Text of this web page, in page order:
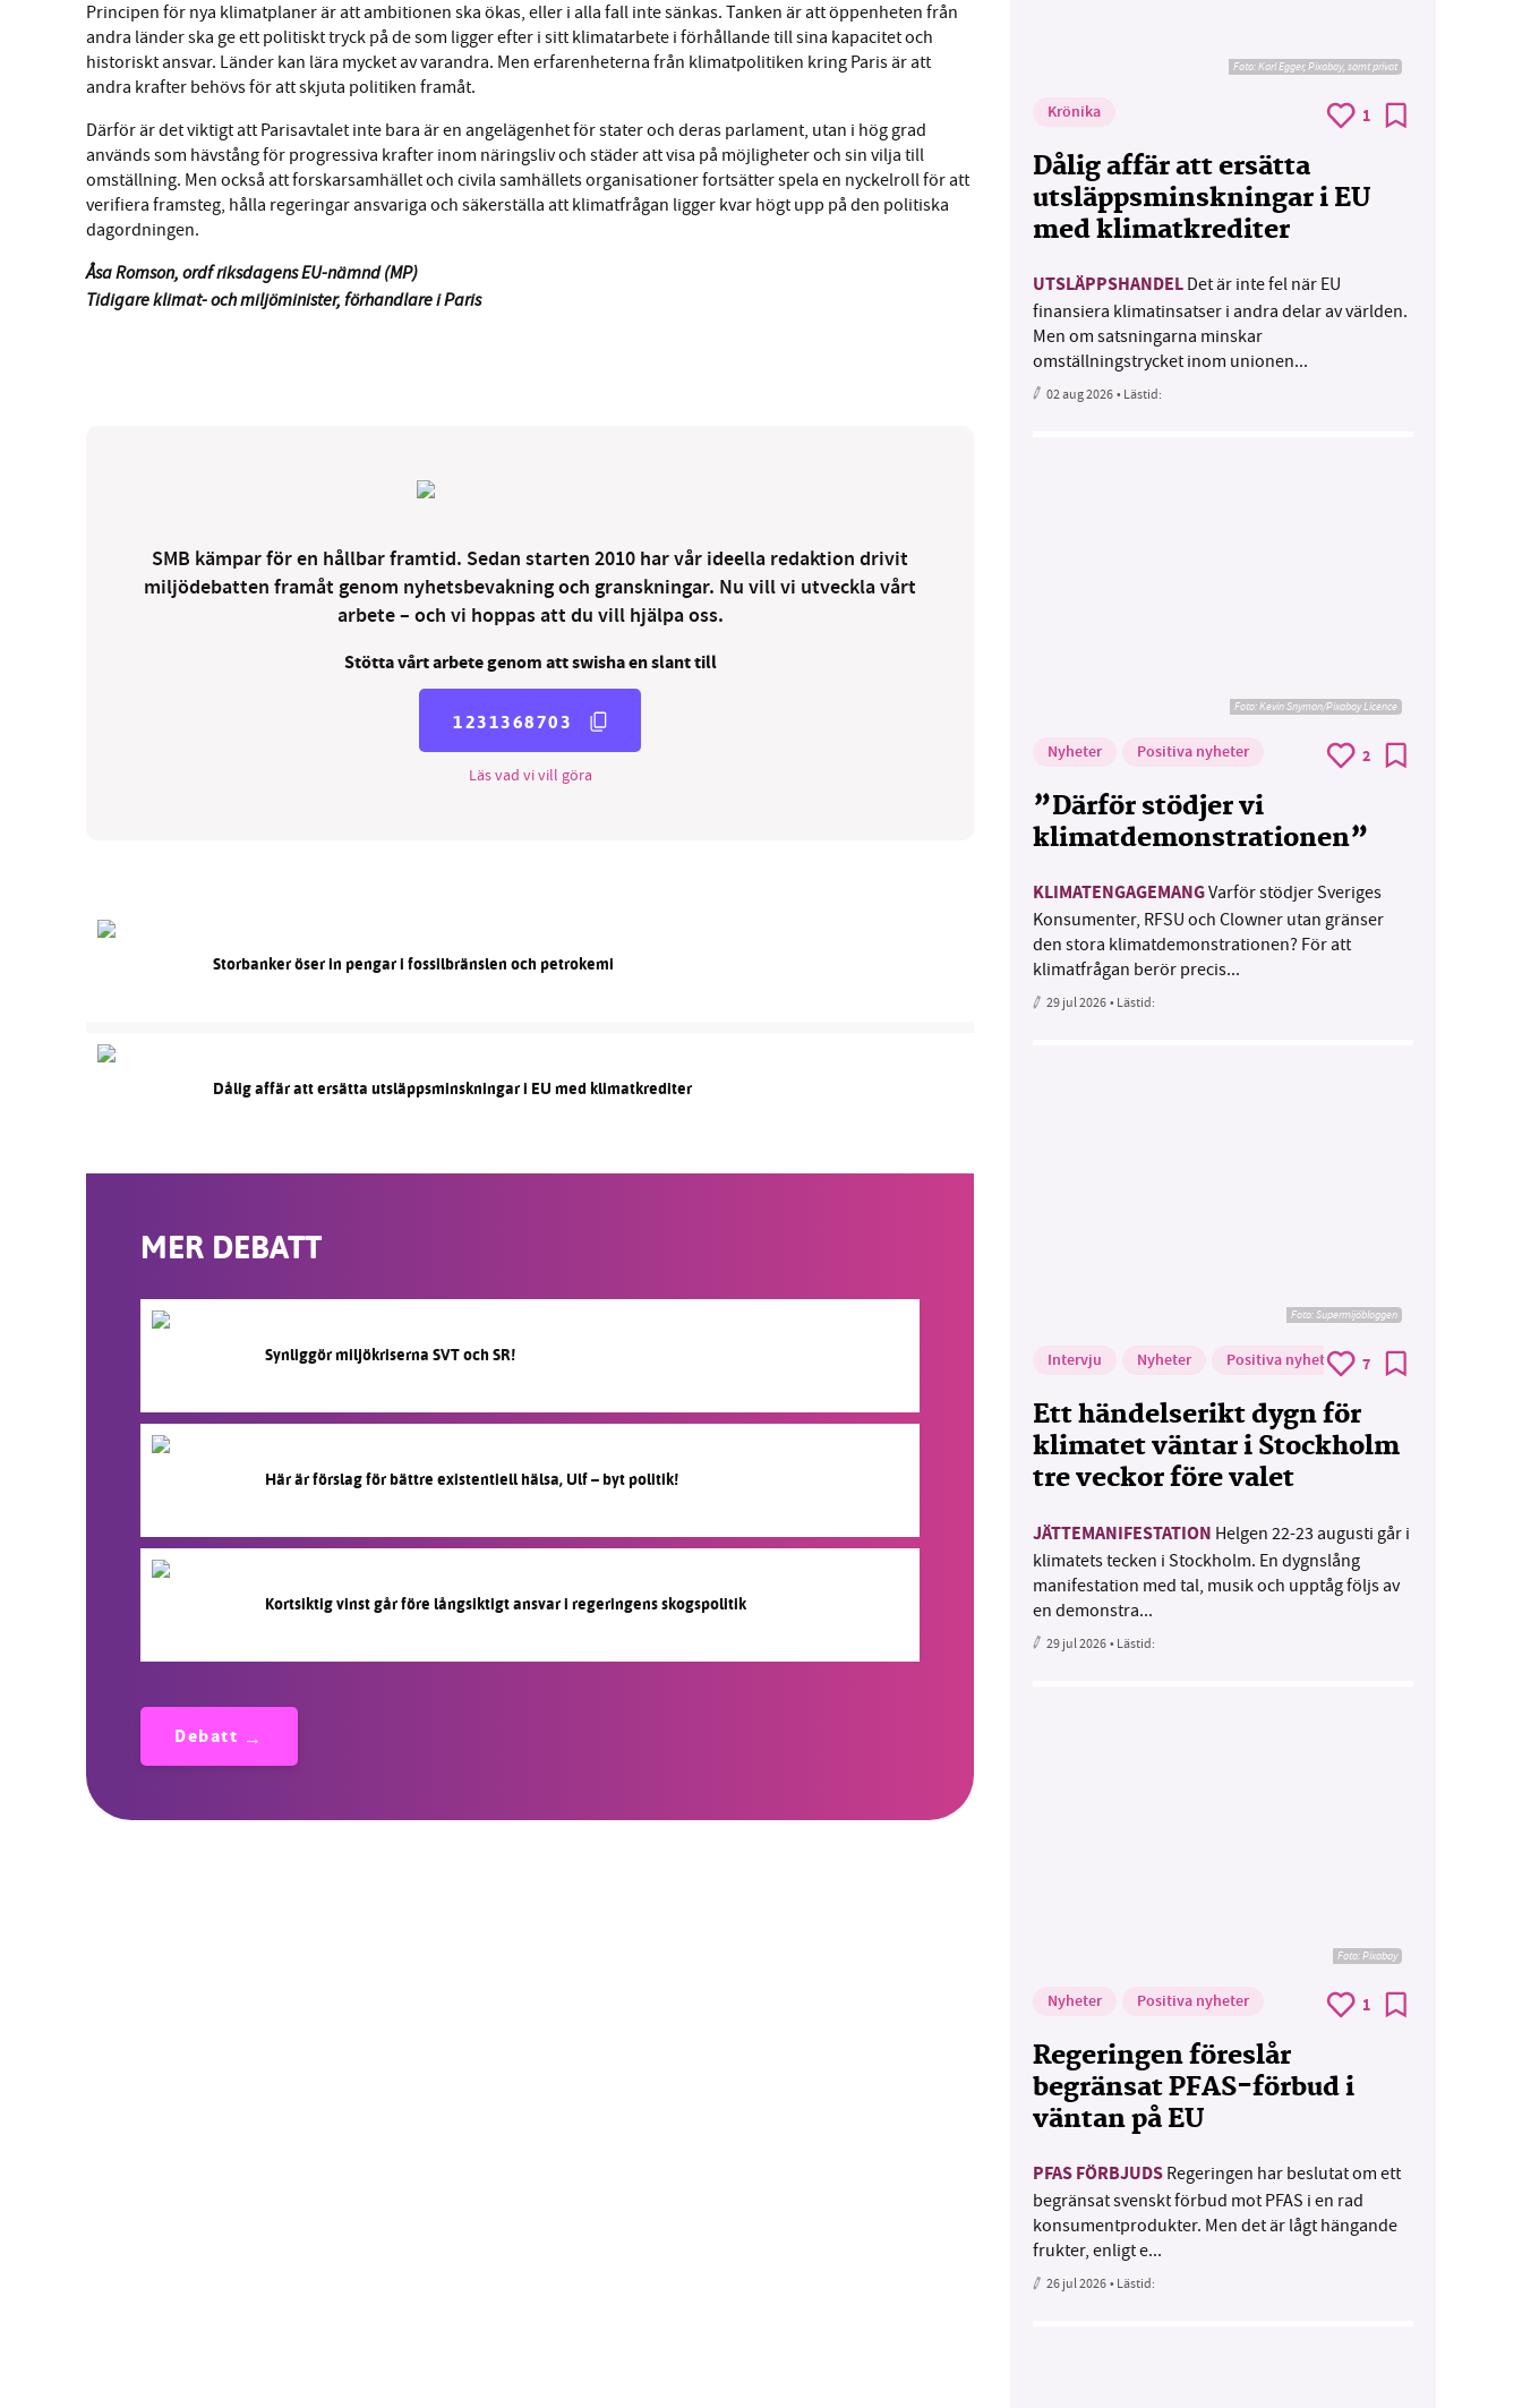
Principen för nya klimatplaner är att ambitionen ska ökas, eller i alla fall inte sänkas. Tanken är att öppenheten från
andra länder ska ge ett politiskt tryck på de som ligger efter i sitt klimatarbete i förhållande till sina kapacitet och
historiskt ansvar. Länder kan lära mycket av varandra. Men erfarenheterna från klimatpolitiken kring Paris är att
andra krafter behövs för att skjuta politiken framåt.
Därför är det viktigt att Parisavtalet inte bara är en angelägenhet för stater och deras parlament, utan i hög grad
används som hävstång för progressiva krafter inom näringsliv och städer att visa på möjligheter och sin vilja till
omställning. Men också att forskarsamhället och civila samhällets organisationer fortsätter spela en nyckelroll för att
verifiera framsteg, hålla regeringar ansvariga och säkerställa att klimatfrågan ligger kvar högt upp på den politiska
dagordningen.
Åsa Romson, ordf riksdagens EU-nämnd (MP)
Tidigare klimat- och miljöminister, förhandlare i Paris
SMB kämpar för en hållbar framtid. Sedan starten 2010 har vår ideella redaktion drivit
miljödebatten framåt genom nyhetsbevakning och granskningar. Nu vill vi utveckla vårt
arbete – och vi hoppas att du vill hjälpa oss.
Stötta vårt arbete genom att swisha en slant till
1231368703
Läs vad vi vill göra
Storbanker öser in pengar i fossilbränslen och petrokemi
Dålig affär att ersätta utsläppsminskningar i EU med klimatkrediter
MER DEBATT
Synliggör miljökriserna SVT och SR!
Här är förslag för bättre existentiell hälsa, Ulf – byt politik!
Kortsiktig vinst går före långsiktigt ansvar i regeringens skogspolitik
Debatt
Foto: Karl Egger, Pixabay, samt privat
Krönika 1
Dålig affär att ersätta
utsläppsminskningar i EU
med klimatkrediter
UTSLÄPPSHANDEL Det är inte fel när EU
finansiera klimatinsatser i andra delar av världen.
Men om satsningarna minskar
omställningstrycket inom unionen...
02 aug 2026• Lästid:
Foto:Kevin Snyman/Pixabay Licence
Nyheter Positiva nyheter 2
”Därför stödjer vi
klimatdemonstrationen”
KLIMATENGAGEMANGVarför stödjer Sveriges
Konsumenter, RFSU och Clowner utan gränser
den stora klimatdemonstrationen? För att
klimatfrågan berör precis...
29 jul 2026• Lästid:
Foto: Supermijöbloggen
Intervju Nyheter Positiva nyheter 7
Ett händelserikt dygn för
klimatet väntar i Stockholm
tre veckor före valet
JÄTTEMANIFESTATION Helgen 22-23 augusti går i
klimatets tecken i Stockholm. En dygnslång
manifestation med tal, musik och upptåg följs av
en demonstra...
29 jul 2026• Lästid:
Foto:Pixabay
Nyheter Positiva nyheter 1
Regeringen föreslår
begränsat PFAS-förbud i
väntan på EU
PFAS FÖRBJUDS Regeringen har beslutat om ett
begränsat svenskt förbud mot PFAS i en rad
konsumentprodukter. Men det är lågt hängande
frukter, enligt e...
26 jul 2026• Lästid: